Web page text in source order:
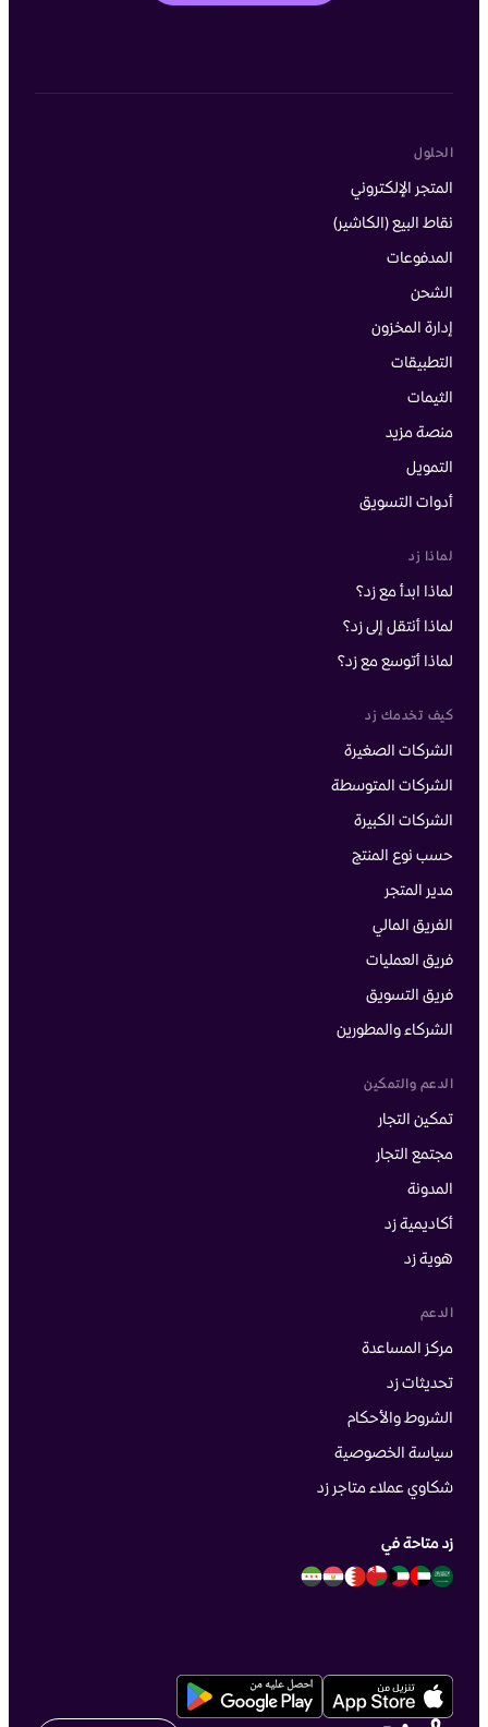
الحلول
المتجر الإلكتروني
نقاط البيع (الكاشير)
المدفوعات
الشحن
إدارة المخزون
التطبيقات
الثيمات
منصة مزيد
التمويل
أدوات التسويق
لماذا زد
لماذا ابدأ مع زد؟
لماذا أنتقل إلى زد؟
لماذا أتوسع مع زد؟
كيف تخدمك زد
الشركات الصغيرة
الشركات المتوسطة
الشركات الكبيرة
حسب نوع المنتج
مدير المتجر
الفريق المالي
فريق العمليات
فريق التسويق
الشركاء والمطورين
الدعم والتمكين
تمكين التجار
مجتمع التجار
المدونة
أكاديمية زد
هوية زد
الدعم
مركز المساعدة
تحديثات زد
الشروط والأحكام
سياسة الخصوصية
شكاوي عملاء متاجر زد
زد متاحة في